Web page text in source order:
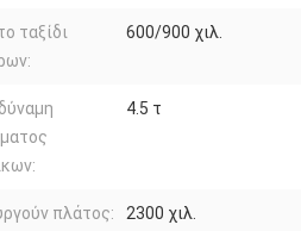
ταξίδι
600/900 χιλ.
4.5 τ
πλάτος: 2300 χιλ.